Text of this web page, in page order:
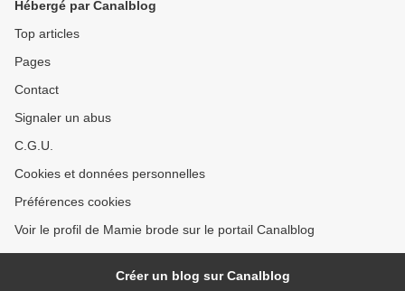
Hébergé par Canalblog
Top articles
Pages
Contact
Signaler un abus
C.G.U.
Cookies et données personnelles
Préférences cookies
Voir le profil de Mamie brode sur le portail Canalblog
Créer un blog sur Canalblog